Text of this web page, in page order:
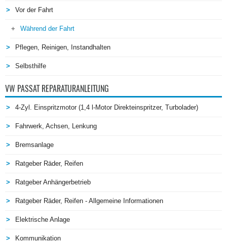
Vor der Fahrt
Während der Fahrt
Pflegen, Reinigen, Instandhalten
Selbsthilfe
VW PASSAT REPARATURANLEITUNG
4-Zyl. Einspritzmotor (1,4 l-Motor Direkteinspritzer, Turbolader)
Fahrwerk, Achsen, Lenkung
Bremsanlage
Ratgeber Räder, Reifen
Ratgeber Anhängerbetrieb
Ratgeber Räder, Reifen - Allgemeine Informationen
Elektrische Anlage
Kommunikation